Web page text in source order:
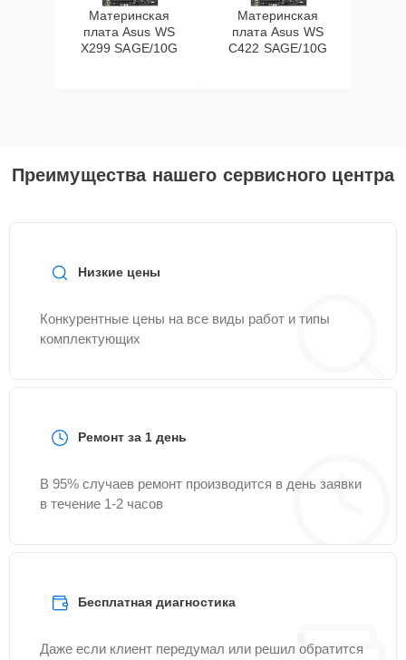
Материнская
плата Asus WS
X299 SAGE/10G
Материнская
плата Asus WS
C422 SAGE/10G
Преимущества нашего сервисного центра
Низкие цены
Конкурентные цены на все виды работ и типы
комплектующих
Ремонт за 1 день
В 95% случаев ремонт производится в день заявки
в течение 1-2 часов
Бесплатная диагностика
Даже если клиент передумал или решил обратится